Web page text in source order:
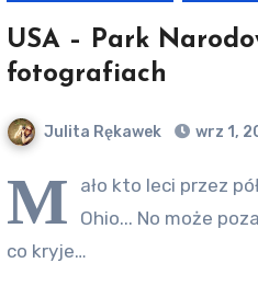
USA – Park
fotografiach
Julita Rękawek wrz 1,
M
ało kto leci przez
Ohio... No może
co kryje…